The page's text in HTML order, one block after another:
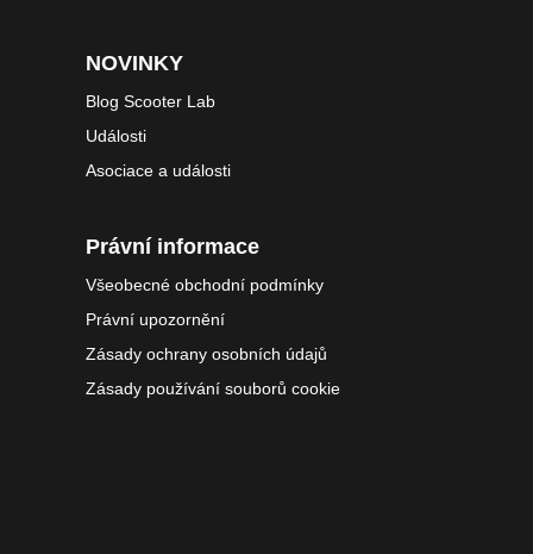
NOVINKY
Blog Scooter Lab
Události
Asociace a události
Právní informace
Všeobecné obchodní podmínky
Právní upozornění
Zásady ochrany osobních údajů
Zásady používání souborů cookie